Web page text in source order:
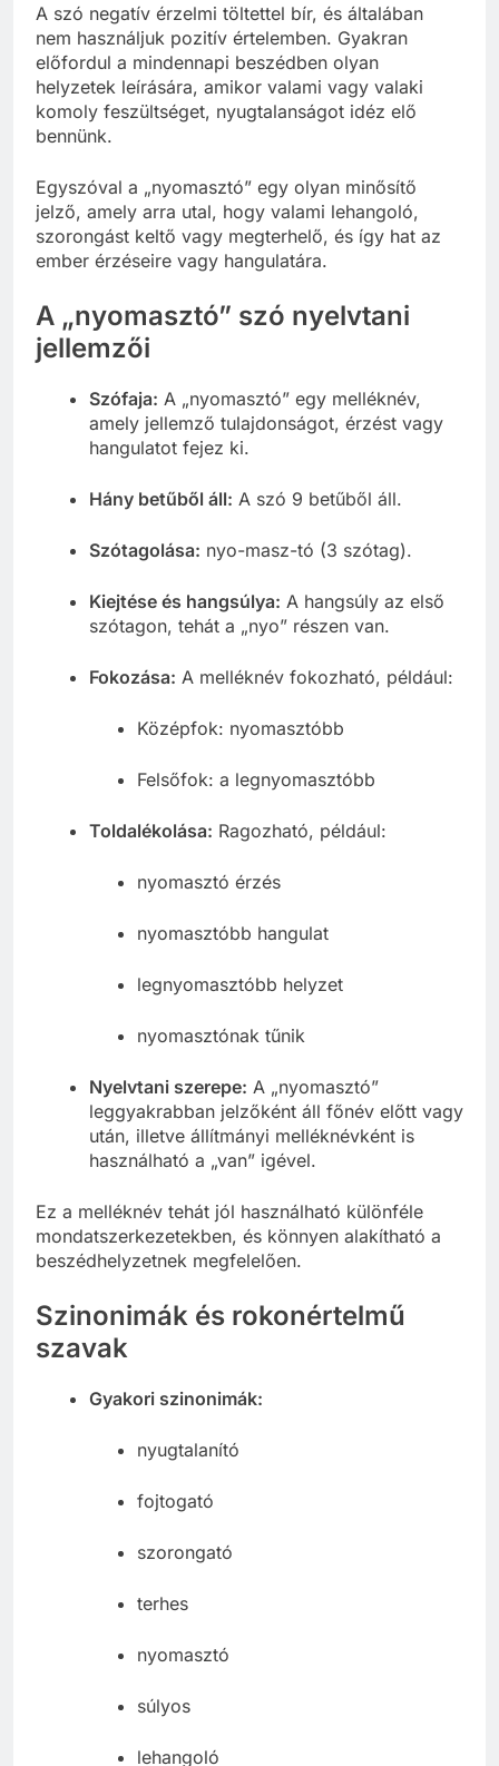
A szó negatív érzelmi töltettel bír, és általában
nem használjuk pozitív értelemben. Gyakran
előfordul a mindennapi beszédben olyan
helyzetek leírására, amikor valami vagy valaki
komoly feszültséget, nyugtalanságot idéz elő
bennünk.
Egyszóval a „nyomasztó” egy olyan minősítő
jelző, amely arra utal, hogy valami lehangoló,
szorongást keltő vagy megterhelő, és így hat az
ember érzéseire vagy hangulatára.
A „nyomasztó” szó nyelvtani
jellemzői
Szófaja: A „nyomasztó” egy melléknév,
amely jellemző tulajdonságot, érzést vagy
hangulatot fejez ki.
Hány betűből áll: A szó 9 betűből áll.
Szótagolása: nyo-masz-tó (3 szótag).
Kiejtése és hangsúlya: A hangsúly az első
szótagon, tehát a „nyo” részen van.
Fokozása: A melléknév fokozható, például:
Középfok: nyomasztóbb
Felsőfok: a legnyomasztóbb
Toldalékolása: Ragozható, például:
nyomasztó érzés
nyomasztóbb hangulat
legnyomasztóbb helyzet
nyomasztónak tűnik
Nyelvtani szerepe: A „nyomasztó”
leggyakrabban jelzőként áll főnév előtt vagy
után, illetve állítmányi melléknévként is
használható a „van” igével.
Ez a melléknév tehát jól használható különféle
mondatszerkezetekben, és könnyen alakítható a
beszédhelyzetnek megfelelően.
Szinonimák és rokonértelmű
szavak
Gyakori szinonimák:
nyugtalanító
fojtogató
szorongató
terhes
nyomasztó
súlyos
lehangoló